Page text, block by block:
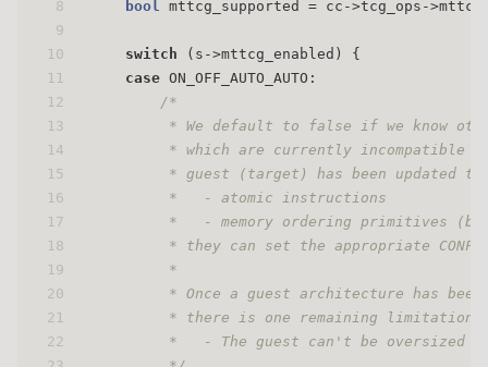
8
9
10
11
12
13
14
15
16
17
18
19
20
21
22
bool
mttcg_supported = cc->tcg_ops-
switch (s->mttcg_enabled) {
case ON_OFF_AUTO_AUTO:
/*
* We default to false if we know
* which are currently incompatible
* guest (target) has been updated to
         *   - atomic instructions
*   - memory ordering primitives
* they can set the appropriate
         *
* Once a guest architecture has
* there is one remaining limitation
*   - The guest can't be oversized